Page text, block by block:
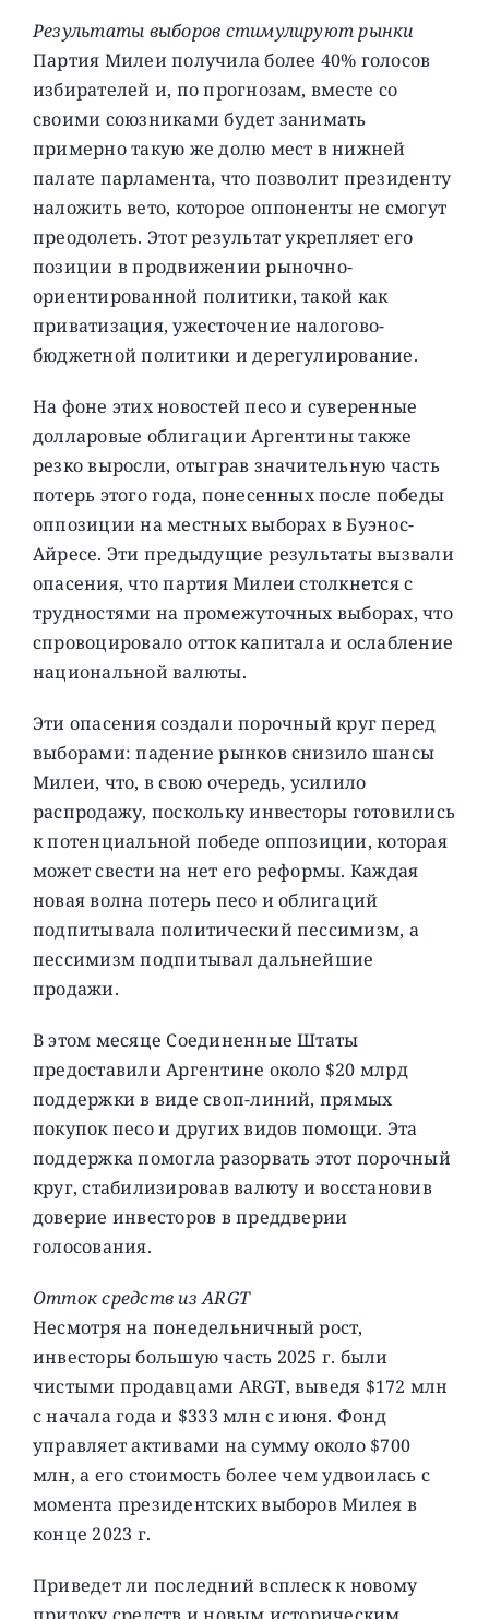
Результаты выборов стимулируют рынки
Партия Милеи получила более 40% голосов
избирателей и, по прогнозам, вместе со
своими союзниками будет занимать
примерно такую ​​же долю мест в нижней
палате парламента, что позволит президенту
наложить вето, которое оппоненты не смогут
преодолеть. Этот результат укрепляет его
позиции в продвижении рыночно-
ориентированной политики, такой как
приватизация, ужесточение налогово-
бюджетной политики и дерегулирование.
На фоне этих новостей песо и суверенные
долларовые облигации Аргентины также
резко выросли, отыграв значительную часть
потерь этого года, понесенных после победы
оппозиции на местных выборах в Буэнос-
Айресе. Эти предыдущие результаты вызвали
опасения, что партия Милеи столкнется с
трудностями на промежуточных выборах, что
спровоцировало отток капитала и ослабление
национальной валюты.
Эти опасения создали порочный круг перед
выборами: падение рынков снизило шансы
Милеи, что, в свою очередь, усилило
распродажу, поскольку инвесторы готовились
к потенциальной победе оппозиции, которая
может свести на нет его реформы. Каждая
новая волна потерь песо и облигаций
подпитывала политический пессимизм, а
пессимизм подпитывал дальнейшие
продажи.
В этом месяце Соединенные Штаты
предоставили Аргентине около $20 млрд
поддержки в виде своп-линий, прямых
покупок песо и других видов помощи. Эта
поддержка помогла разорвать этот порочный
круг, стабилизировав валюту и восстановив
доверие инвесторов в преддверии
голосования.
Отток средств из ARGT
Несмотря на понедельничный рост,
инвесторы большую часть 2025 г. были
чистыми продавцами ARGT, выведя $172 млн
с начала года и $333 млн с июня. Фонд
управляет активами на сумму около $700
млн, а его стоимость более чем удвоилась с
момента президентских выборов Милея в
конце 2023 г.
Приведет ли последний всплеск к новому